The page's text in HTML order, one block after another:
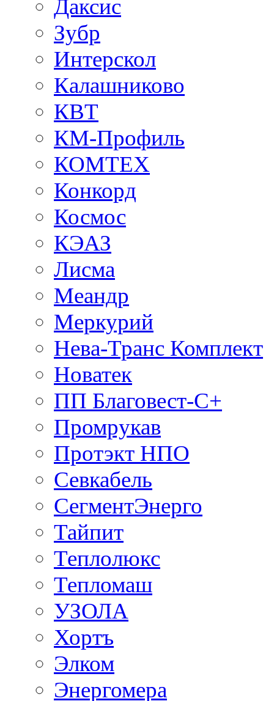
Даксис
Зубр
Интерскол
Калашниково
КВТ
КМ-Профиль
КОМТЕХ
Конкорд
Космос
КЭАЗ
Лисма
Меандр
Меркурий
Нева-Транс Комплект
Новатек
ПП Благовест-С+
Промрукав
Протэкт НПО
Севкабель
СегментЭнерго
Тайпит
Теплолюкс
Тепломаш
УЗОЛА
Хортъ
Элком
Энергомера